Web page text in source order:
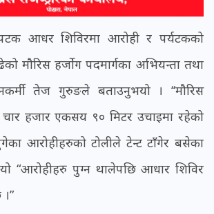
आधर शिविरमा आरोही र पर्यटकको
मौरिस हर्जोग पदमार्गका अभियन्ता तथा
तेज गुरुङले बताउनुभयो । ‘‘मौरिस
चार हजार एकसय ९० मिटर उचाइमा रहेको
आरोहीहरुको टोलीले टेन्ट टाँगेर बसेका
“आरोहीहरु पुग्न थालेपछि आधार शिविर